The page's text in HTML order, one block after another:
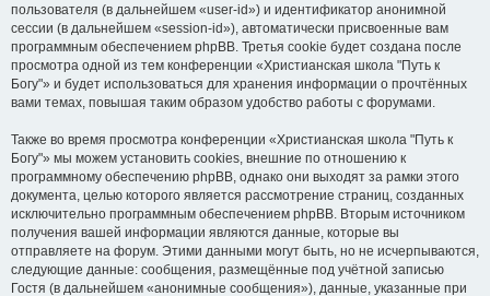
пользователя (в дальнейшем «user-id») и идентификатор анонимной
сессии (в дальнейшем «session-id»), автоматически присвоенные вам
программным обеспечением phpBB. Третья cookie будет создана после
просмотра одной из тем конференции «Христианская школа "Путь к
Богу"» и будет использоваться для хранения информации о прочтённых
вами темах, повышая таким образом удобство работы с форумами.
Также во время просмотра конференции «Христианская школа "Путь к
Богу"» мы можем установить cookies, внешние по отношению к
программному обеспечению phpBB, однако они выходят за рамки этого
документа, целью которого является рассмотрение страниц, созданных
исключительно программным обеспечением phpBB. Вторым источником
получения вашей информации являются данные, которые вы
отправляете на форум. Этими данными могут быть, но не исчерпываются,
следующие данные: сообщения, размещённые под учётной записью
Гостя (в дальнейшем «анонимные сообщения»), данные, указанные при